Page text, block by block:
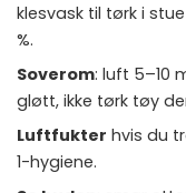
klesvask til tørk i stue
%.
Soverom: luft 5–10
gløtt, ikke tørk tøy
Luftfukter hvis du
1-hygiene.